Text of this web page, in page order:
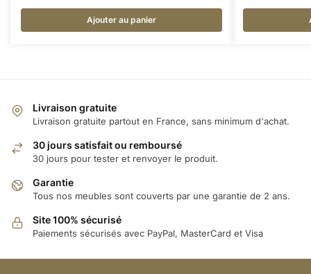
Ajouter au panier
Livraison gratuite
Livraison gratuite partout en France, sans minimum d'achat.
30 jours satisfait ou remboursé
30 jours pour tester et renvoyer le produit.
Garantie
Tous nos meubles sont couverts par une garantie de 2 ans.
Site 100% sécurisé
Paiements sécurisés avec PayPal, MasterCard et Visa